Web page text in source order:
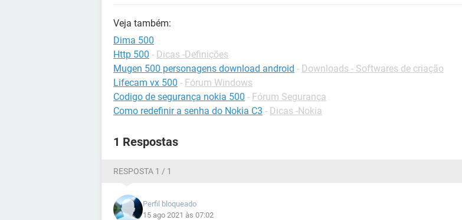
Veja também:
Dima 500
Http 500 - Dicas -Definições
Mugen 500 personagens download android - Downloads - Softwares de criação
Lifecam vx 500 - Fórum Windows
Codigo de segurança nokia 500 - Fórum Segurança
Como redefinir a senha do Nokia C3 - Dicas -Nokia
1 Respostas
RESPOSTA 1 / 1
Perfil bloqueado
15 ago 2021 às 07:02